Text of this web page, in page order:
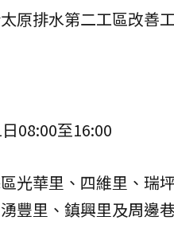
原排水第二工區改善
08:00至16:00
光華里、四維里、瑞
豐里、鎮興里及周邊